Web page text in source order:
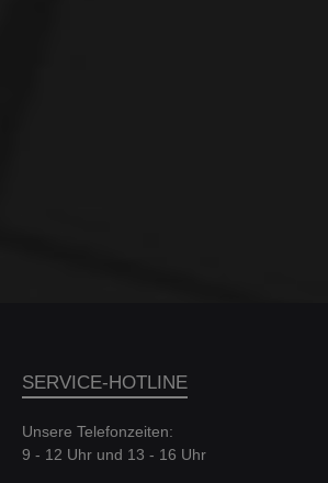
SERVICE-HOTLINE
Unsere Telefonzeiten:
9 - 12 Uhr und 13 - 16 Uhr